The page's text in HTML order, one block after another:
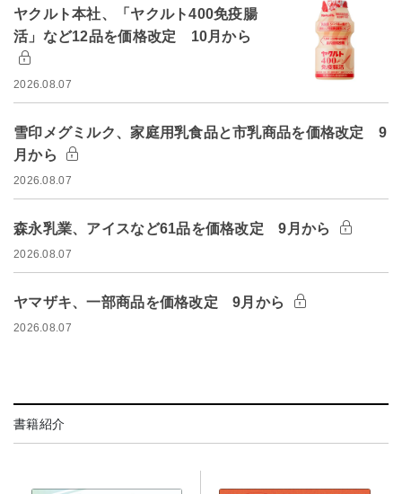
ヤクルト本社、「ヤクルト400免疫腸
活」など12品を価格改定 10月から
2026.08.07
雪印メグミルク、家庭用乳食品と市乳商品を価格改定 9
月から
2026.08.07
森永乳業、アイスなど61品を価格改定 9月から
2026.08.07
ヤマザキ、一部商品を価格改定 9月から
2026.08.07
書籍紹介